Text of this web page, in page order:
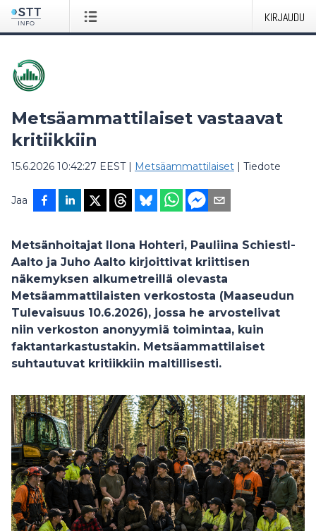
KIRJAUDU
Metsäammattilaiset vastaavat
kritiikkiin
15.6.2026 10:42:27 EEST| Metsäammattilaiset | Tiedote
Jaa
Metsänhoitajat Ilona Hohteri, Pauliina Schiestl-
Aalto ja Juho Aalto kirjoittivat kriittisen
näkemyksen alkumetreillä olevasta
Metsäammattilaisten verkostosta (Maaseudun
Tulevaisuus 10.6.2026), jossa he arvostelivat
niin verkoston anonyymiä toimintaa, kuin
faktantarkastustakin. Metsäammattilaiset
suhtautuvat kritiikkiin maltillisesti.